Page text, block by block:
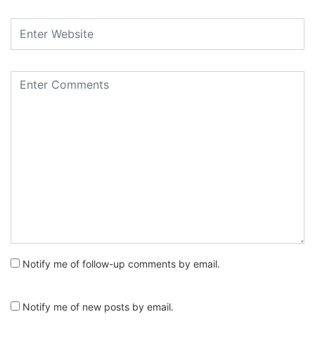
Notify me of follow-up comments by email.
Notify me of new posts by email.